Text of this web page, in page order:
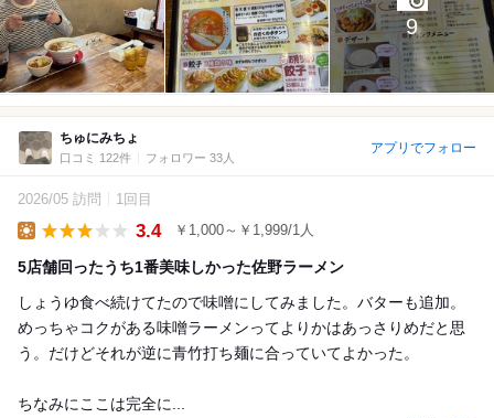
9
ちゅにみちょ
口コミ 122件 フォロワー 33人
アプリでフォロー
2026/05 訪問 1回目
3.4 ￥1,000～￥1,999/1人
5店舗回ったうち1番美味しかった佐野ラーメン
しょうゆ食べ続けてたので味噌にしてみました。バターも追加。
めっちゃコクがある味噌ラーメンってよりかはあっさりめだと思
う。だけどそれが逆に青竹打ち麺に合っていてよかった。
ちなみにここは完全に...